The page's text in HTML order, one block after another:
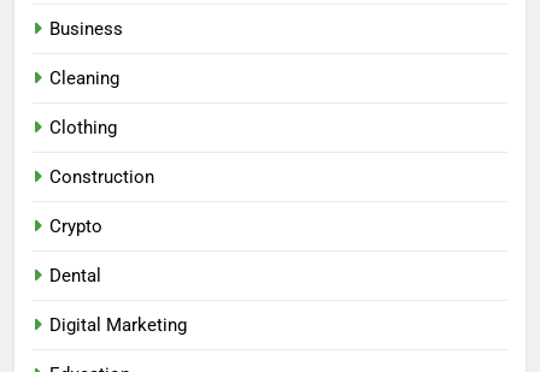
Business
Cleaning
Clothing
Construction
Crypto
Dental
Digital Marketing